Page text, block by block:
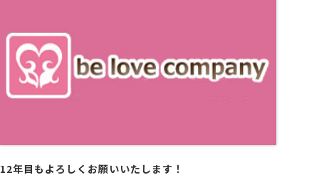
お問い合わせ
12年目もよろしくお願いいたします！